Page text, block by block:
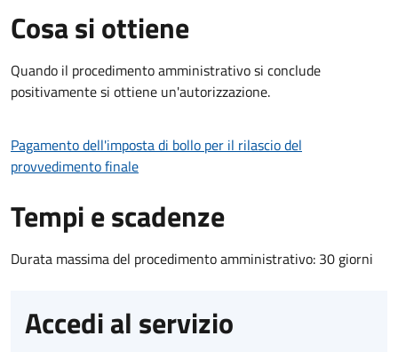
Cosa si ottiene
Quando il procedimento amministrativo si conclude
positivamente si ottiene un'autorizzazione.
Pagamento dell'imposta di bollo per il rilascio del
provvedimento finale
Tempi e scadenze
Durata massima del procedimento amministrativo: 30 giorni
Accedi al servizio